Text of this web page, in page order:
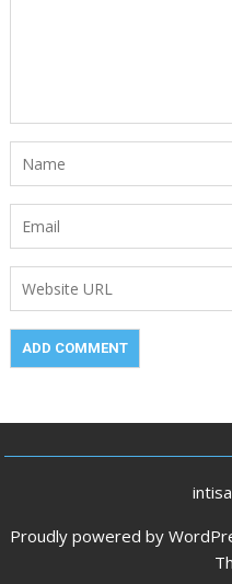
Proudly powered by